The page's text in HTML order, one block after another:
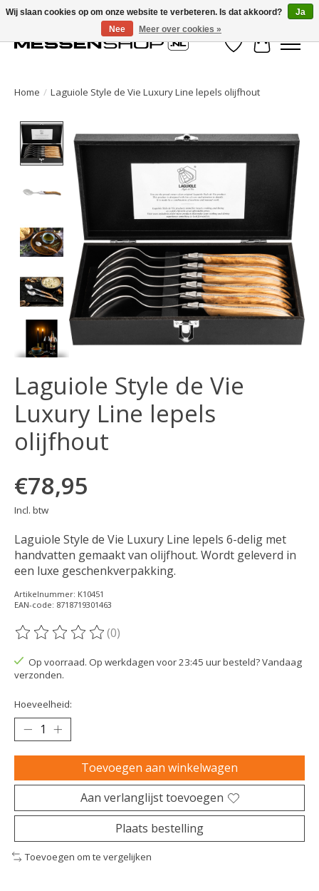
Verlanglijst
Home / Laguiole Style de Vie Luxury Line lepels olijfhout
Laguiole Style de Vie
Luxury Line lepels
olijfhout
€78,95
Incl. btw
Laguiole Style de Vie Luxury Line lepels 6-delig met
handvatten gemaakt van olijfhout. Wordt geleverd in
een luxe geschenkverpakking.
Artikelnummer: K10451
EAN-code: 8718719301463
De beoordeling van dit product is
(0)
Op voorraad. Op werkdagen voor 23:45 uur besteld? Vandaag
verzonden.
Hoeveelheid:
Toevoegen aan winkelwagen
Aan verlanglijst toevoegen
Plaats bestelling
Toevoegen om te vergelijken
Wij slaan cookies op om onze website te verbeteren. Is dat akkoord?
Ja
Nee
Meer over cookies »